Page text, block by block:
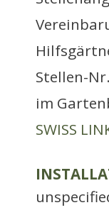
Stellen-
im
SWISS